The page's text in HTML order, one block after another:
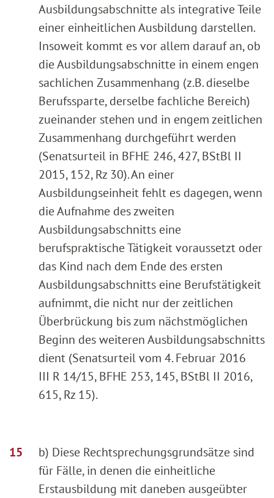
Ausbildungsabschnitte als integrative Teile
einer einheitlichen Ausbildung darstellen.
Insoweit kommt es vor allem darauf an, ob
die Ausbildungsabschnitte in einem engen
sachlichen Zusammenhang (z.B. dieselbe
Berufssparte, derselbe fachliche Bereich)
zueinander stehen und in engem zeitlichen
Zusammenhang durchgeführt werden
(Senatsurteil in BFHE 246, 427, BStBl II
2015, 152, Rz 30). An einer
Ausbildungseinheit fehlt es dagegen, wenn
die Aufnahme des zweiten
Ausbildungsabschnitts eine
berufspraktische Tätigkeit voraussetzt oder
das Kind nach dem Ende des ersten
Ausbildungsabschnitts eine Berufstätigkeit
aufnimmt, die nicht nur der zeitlichen
Überbrückung bis zum nächstmöglichen
Beginn des weiteren Ausbildungsabschnitts
dient (Senatsurteil vom 4. Februar 2016
III R 14/15, BFHE 253, 145, BStBl II 2016,
615, Rz 15).
b) Diese Rechtsprechungsgrundsätze sind
für Fälle, in denen die einheitliche
Erstausbildung mit daneben ausgeübter